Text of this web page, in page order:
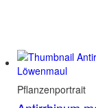
Pflanzenportrait